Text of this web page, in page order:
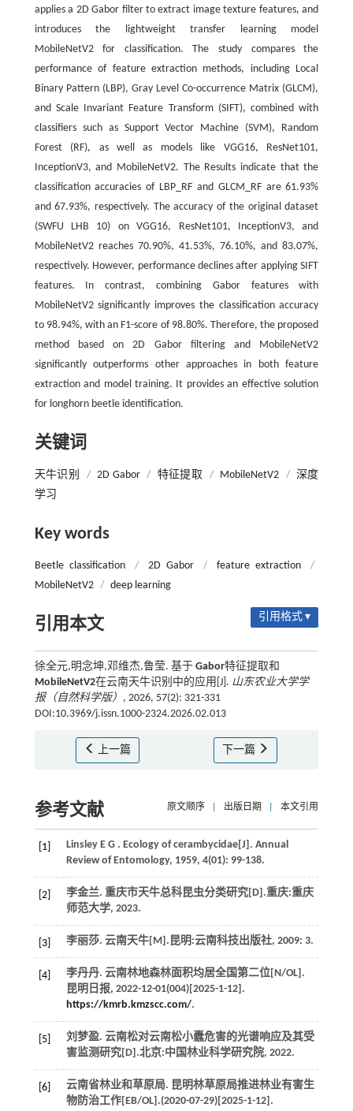
applies a 2D Gabor filter to extract image texture features, and
introduces the lightweight transfer learning model
MobileNetV2 for classification. The study compares the
performance of feature extraction methods, including Local
Binary Pattern (LBP), Gray Level Co-occurrence Matrix (GLCM),
and Scale Invariant Feature Transform (SIFT), combined with
classifiers such as Support Vector Machine (SVM), Random
Forest (RF), as well as models like VGG16, ResNet101,
InceptionV3, and MobileNetV2. The Results indicate that the
classification accuracies of LBP_RF and GLCM_RF are 61.93%
and 67.93%, respectively. The accuracy of the original dataset
(SWFU LHB 10) on VGG16, ResNet101, InceptionV3, and
MobileNetV2 reaches 70.90%, 41.53%, 76.10%, and 83.07%,
respectively. However, performance declines after applying SIFT
features. In contrast, combining Gabor features with
MobileNetV2 significantly improves the classification accuracy
to 98.94%, with an F1-score of 98.80%. Therefore, the proposed
method based on 2D Gabor filtering and MobileNetV2
significantly outperforms other approaches in both feature
extraction and model training. It provides an effective solution
for longhorn beetle identification.
关键词
天牛识别 / 2D Gabor / 特征提取 / MobileNetV2 / 深度
学习
Key words
Beetle classification / 2D Gabor / feature extraction
/
MobileNetV2 / deep learning
引用本文 引用格式 ▾
徐全元,明念坤,邓维杰,鲁莹. 基于 Gabor特征提取和
MobileNetV2在云南天牛识别中的应用[J]. 山东农业大学学
报（自然科学版） , 2026, 57(2): 321-331
DOI:10.3969/j.issn.1000-2324.2026.02.013
上一篇 下一篇
参考文献 原文顺序 出版日期 本文引用
[1] Linsley E G . Ecology of cerambycidae[J]. Annual
Review of Entomology, 1959, 4(01): 99-138.
[2]
李金兰. 重庆市天牛总科昆虫分类研究[D].重庆:重庆
师范大学, 2023.
[3] 李丽莎. 云南天牛[M].昆明:云南科技出版社, 2009: 3.
[4]
李丹丹. 云南林地森林面积均居全国第二位[N/OL].
昆明日报, 2022-12-01(004)[2025-1-12].
https://kmrb.kmzscc.com/.
[5]
刘梦盈. 云南松对云南松小蠹危害的光谱响应及其受
害监测研究[D].北京:中国林业科学研究院, 2022.
[6]
云南省林业和草原局. 昆明林草原局推进林业有害生
物防治工作[EB/OL].(2020-07-29)[2025-1-12].